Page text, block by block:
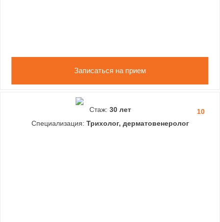
Записаться на прием
10
Стаж: 30 лет
Специализация: Трихолог, дерматовенеролог